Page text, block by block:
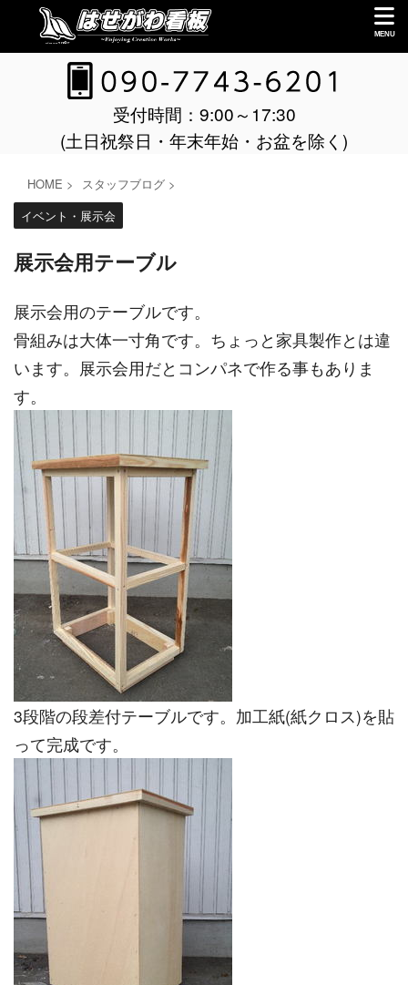
受付時間：9:00～17:30
(土日祝祭日・年末年始・お盆を除く)
HOME > スタッフブログ >
イベント・展示会
展示会用テーブル
展示会用のテーブルです。
骨組みは大体一寸角です。ちょっと家具製作とは違
います。展示会用だとコンパネで作る事もありま
す。
3段階の段差付テーブルです。加工紙(紙クロス)を貼
って完成です。